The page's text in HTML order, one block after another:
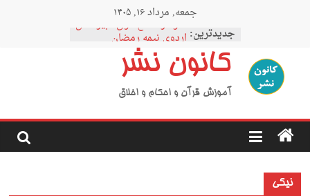
جمعه, مرداد ۱۶, ۱۴۰۵
جدیدترین:
نمودار مقطع فوق دبیرستان
اردوی نیمه رمضان
اردوی نیمه شعبان
اردوی غدیر
کانون نشر
آموزش قرآن و احکام و اخلاق
نیکی